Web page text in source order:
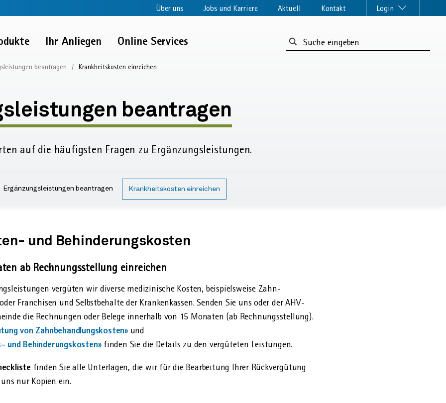
Über uns Jobs und Karriere Aktuell Kontakt Login
Ihr Anliegen Online Services Suchformular:
beantragen Krankheitskosten einreichen
beantragen
auf die häufigsten Fragen zu Ergänzungs­leistungen.
Ergänzungsleistungen beantragen Krankheitskosten einreichen
und Behinderungskosten
ab Rechnungsstellung einreichen
vergüten wir diverse medizinische Kosten, beispiels­weise Zahn­
Franchisen und Selbstbehalte der Krankenkassen. Senden Sie uns oder der AHV-
die Rechnungen oder Belege innerhalb von 15 Monaten (ab Rechnungs­stellung).
von Zahnbehandlungskosten»und
und Behinderungskosten»finden Sie die Details zu den vergüteten Leistungen.
finden Sie alle Unterlagen, die wir für die Bearbeitung Ihrer Rückvergütung
nur Kopien ein.